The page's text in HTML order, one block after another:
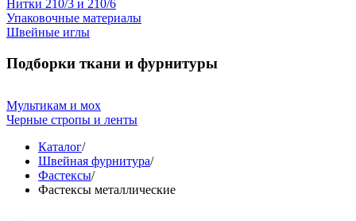
Нитки 210/3 и 210/6
Упаковочные материалы
Швейные иглы
Подборки ткани и фурнитуры
Мультикам и мох
Черные стропы и ленты
Каталог/
Швейная фурнитура/
Фастексы/
Фастексы металлические